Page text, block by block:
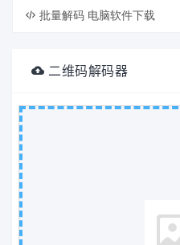
批量解码 电脑软件下载
二维码解码器